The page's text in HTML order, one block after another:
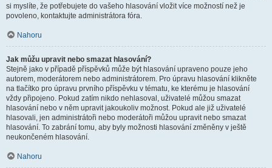
si myslíte, že potřebujete do vašeho hlasování vložit více možností než je
povoleno, kontaktujte administrátora fóra.
Nahoru
Jak můžu upravit nebo smazat hlasování?
Stejně jako v případě příspěvků může být hlasování upraveno pouze jeho
autorem, moderátorem nebo administrátorem. Pro úpravu hlasování klikněte
na tlačítko pro úpravu prvního příspěvku v tématu, ke kterému je hlasování
vždy připojeno. Pokud zatím nikdo nehlasoval, uživatelé můžou smazat
hlasování nebo v něm upravit jakoukoliv možnost. Pokud ale již uživatelé
hlasovali, jen administrátoři nebo moderátoři můžou upravit nebo smazat
hlasování. To zabrání tomu, aby byly možnosti hlasování změněny v ještě
neukončeném hlasování.
Nahoru